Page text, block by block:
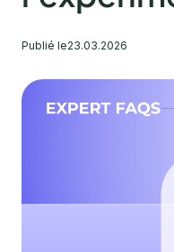
Publié le23.03.2026